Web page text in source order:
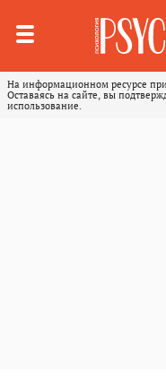
На информационном ресурсе
Оставаясь на сайте, вы
использование.